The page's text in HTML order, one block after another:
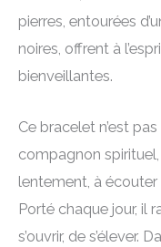
pierres, entourées
noires, offrent à
bienveillantes.
Ce bracelet n’est
compagnon
lentement, à
Porté chaque jour, il
s’ouvrir, de s’élever.